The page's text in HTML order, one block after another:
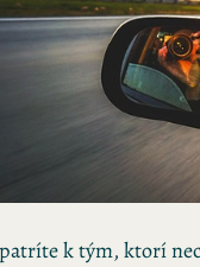
k tým, ktorí